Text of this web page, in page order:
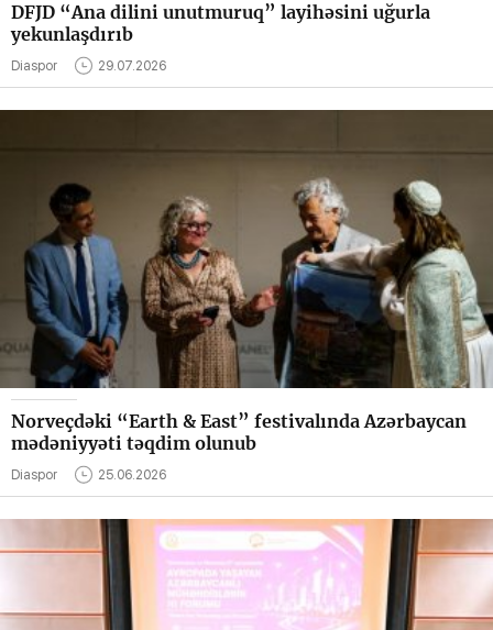
DFJD “Ana dilini unutmuruq” layihəsini uğurla
yekunlaşdırıb
Diaspor 29.07.2026
Norveçdəki “Earth & East” festivalında Azərbaycan
mədəniyyəti təqdim olunub
Diaspor 25.06.2026